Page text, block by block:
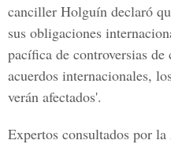
canciller Holguín declaró
sus obligaciones
pacífica de controversias
acuerdos internacionales,
verán afectados'.
Expertos consultados por